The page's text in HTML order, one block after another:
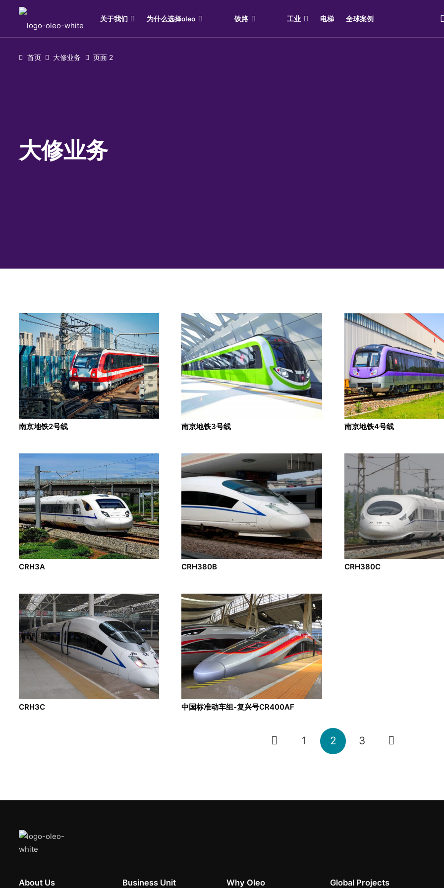
关于我们 为什么选择oleo 铁路 工业 电梯 全球案例
首页 大修业务 页面 2
大修业务
南京地铁2号线 南京地铁3号线 南京地铁4号线
CRH3A CRH380B CRH380C
CRH3C 中国标准动车组-复兴号CR400AF
1 2 3
About Us Business Unit Why Oleo Global Projects